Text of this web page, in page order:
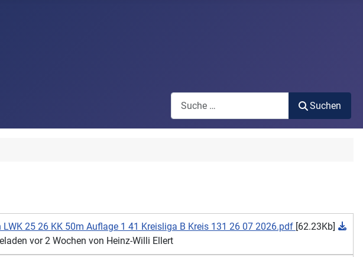
Search
Suchen
LWK 25 26 KK 50m Auflage 1 41 Kreisliga B Kreis 131 26 07 2026.pdf [62.23Kb]
vor 2 Wochen von Heinz-Willi Ellert